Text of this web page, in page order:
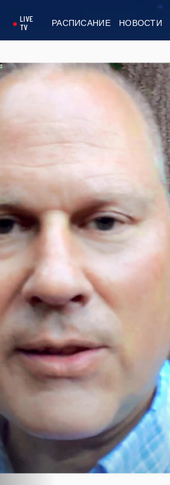
LIVE
TV
РАСПИСАНИЕ НОВОСТИ